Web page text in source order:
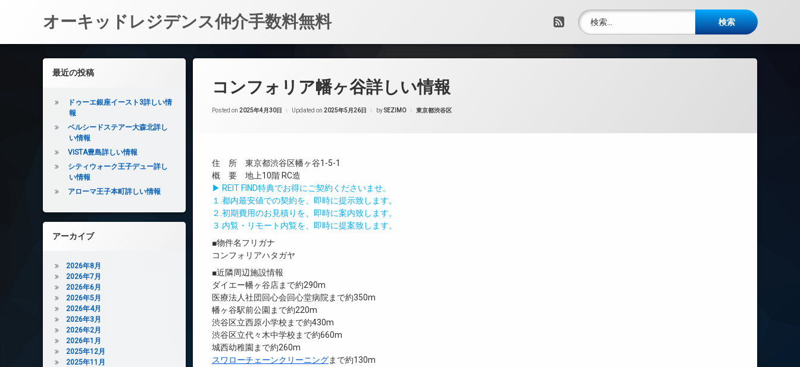
オーキッドレジデンス仲介手数料無料 RSS
検索:
コンフォリア幡ヶ谷詳しい情報
Posted on 2025年4月30日 Updated on 2025年5月26日 bySEZIMO カテゴリー:
東京都渋谷区
住 所 東京都渋谷区幡ヶ谷1-5-1
概 要 地上10階 RC造
▶ REIT FIND特典でお得にご契約くださいませ。
１.都内最安値での契約を、即時に提示致します。
２.初期費用のお見積りを、即時に案内致します。
３.内覧・リモート内覧を、即時に提案致します。
■物件名フリガナ
コンフォリアハタガヤ
■近隣周辺施設情報
ダイエー幡ヶ谷店まで約290m
医療法人社団回心会回心堂病院まで約350m
幡ヶ谷駅前公園まで約220m
渋谷区立西原小学校まで約430m
渋谷区立代々木中学校まで約660m
城西幼稚園まで約260m
スワローチェーンクリーニングまで約130m
左サイドバー
最近の投稿
ドゥーエ銀座イースト3詳しい情
報
ベルシードステアー大森北詳し
い情報
VISTA豊島詳しい情報
シティウォーク王子デュー詳し
い情報
アローマ王子本町詳しい情報
アーカイブ
2026年8月
2026年7月
2026年6月
2026年5月
2026年4月
2026年3月
2026年2月
2026年1月
2025年12月
2025年11月